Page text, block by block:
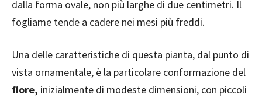
dalla forma ovale, non più larghe di due centimetri. Il
fogliame tende a cadere nei mesi più freddi.
Una delle caratteristiche di questa pianta, dal punto di
vista ornamentale, è la particolare conformazione del
fiore, inizialmente di modeste dimensioni, con piccoli